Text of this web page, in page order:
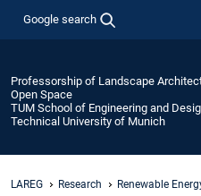
Google search
Professorship of Landscape
Open Space
TUM School of Engineering and
Technical University of Munich
LAREG Research
Renewable